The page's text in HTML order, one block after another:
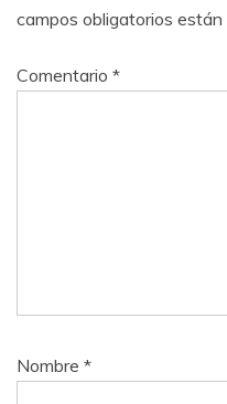
campos obligatorios están
Comentario *
Nombre *